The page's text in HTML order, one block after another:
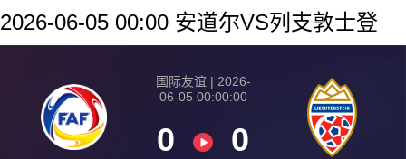
2026-06-05 00:00 安道尔VS列支敦士登
国际友谊 | 2026-
06-05 00:00:00
0 0